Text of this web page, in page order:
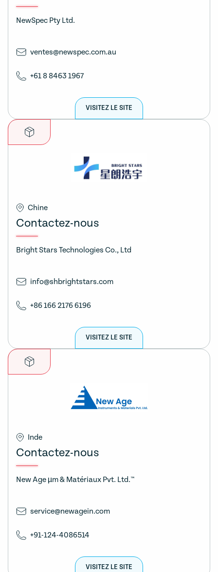
NewSpec Pty Ltd.
ventes@newspec.com.au
+61 8 8463 1967
VISITEZ LE SITE
Chine
Contactez-nous
Bright Stars Technologies Co., Ltd
info@shbrightstars.com
+86 166 2176 6196
VISITEZ LE SITE
Inde
Contactez-nous
New Age µm & Matériaux Pvt. Ltd.™
service@newagein.com
+91-124-4086514
VISITEZ LE SITE